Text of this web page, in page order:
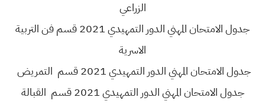
الزراعي
جدول الامتحان المهني الدور التمهيدي 2021 قسم فن التربية
الاسرية
جدول الامتحان المهني الدور التمهيدي 2021 قسم التمريض
جدول الامتحان المهني الدور التمهيدي 2021 قسم القبالة